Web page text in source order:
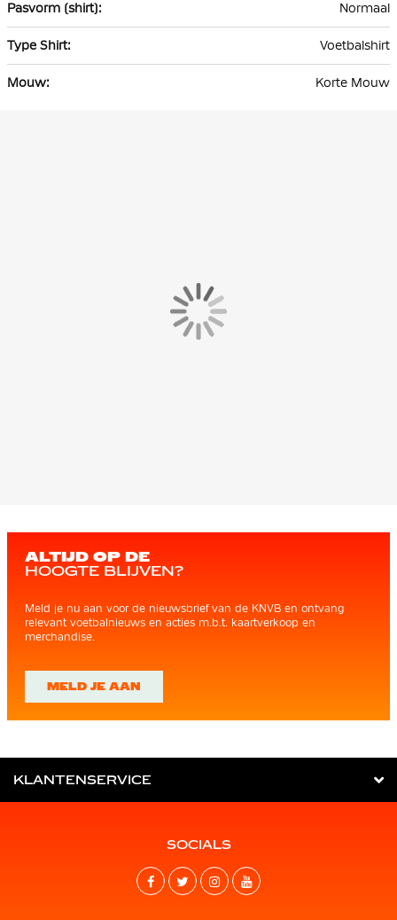
Normaal
Voetbalshirt
Korte Mouw
ALTIJD OP DE
HOOGTE BLIJVEN?
Meld je nu aan voor de nieuwsbrief van de KNVB en ontvang
relevant voetbalnieuws en acties m.b.t. kaartverkoop en
merchandise.
MELD JE AAN
KLANTENSERVICE
SOCIALS